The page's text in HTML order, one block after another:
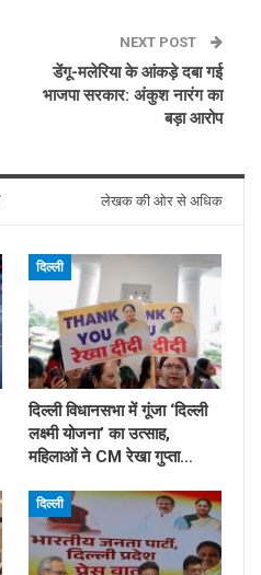
NEXT POST
डेंगू-मलेरिया के आंकड़े दबा गई
भाजपा सरकार: अंकुश नारंग का
बड़ा आरोप
लेखक की ओर से अधिक
दिल्ली
दिल्ली विधानसभा में गूंजा ‘दिल्ली
लक्ष्मी योजना’ का उत्साह,
महिलाओं ने CM रेखा गुप्ता…
दिल्ली